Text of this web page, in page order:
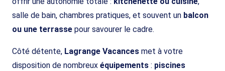
salle de bain, chambres pratiques, et souvent un balcon
ou une terrasse pour savourer le cadre.
Côté détente, Lagrange Vacances met à votre
disposition de nombreux équipements : piscines